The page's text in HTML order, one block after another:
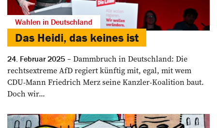
Wahlen in Deutschland
Das Heidi, das keines ist
24. Februar 2025
Dammbruch in Deutschland: Die
rechtsextreme AfD regiert künftig mit, egal, mit wem
CDU-Mann Friedrich Merz seine Kanzler-Koalition baut.
Doch wir...